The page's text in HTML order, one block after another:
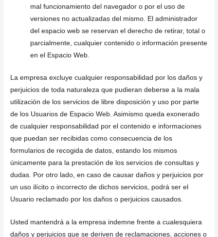
mal funcionamiento del navegador o por el uso de
versiones no actualizadas del mismo. El administrador
del espacio web se reservan el derecho de retirar, total o
parcialmente, cualquier contenido o información presente
en el Espacio Web.
La empresa excluye cualquier responsabilidad por los daños y
perjuicios de toda naturaleza que pudieran deberse a la mala
utilización de los servicios de libre disposición y uso por parte
de los Usuarios de Espacio Web. Asimismo queda exonerado
de cualquier responsabilidad por el contenido e informaciones
que puedan ser recibidas como consecuencia de los
formularios de recogida de datos, estando los mismos
únicamente para la prestación de los servicios de consultas y
dudas. Por otro lado, en caso de causar daños y perjuicios por
un uso ilícito o incorrecto de dichos servicios, podrá ser el
Usuario reclamado por los daños o perjuicios causados.
Usted mantendrá a la empresa indemne frente a cualesquiera
daños y perjuicios que se deriven de reclamaciones, acciones o